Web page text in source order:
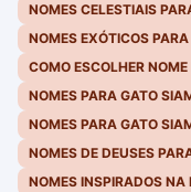
NOMES CELESTIAIS
NOMES EXÓTICOS
COMO ESCOLHER
NOMES PARA GATO
NOMES PARA GATO
NOMES DE DEUSES
NOMES INSPIRADOS